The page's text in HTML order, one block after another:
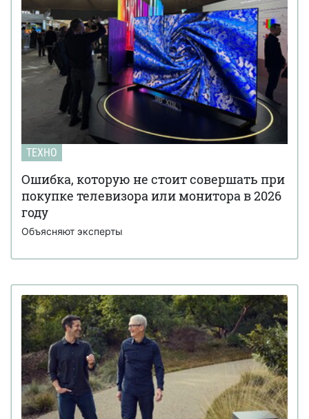
ТЕХНО
Ошибка, которую не стоит совершать при
покупке телевизора или монитора в 2026
году
Объясняют эксперты